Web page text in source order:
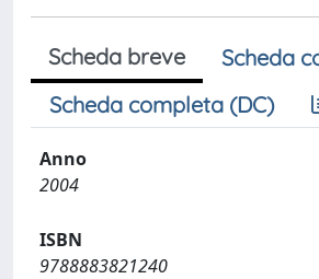
Scheda breve
Scheda
Scheda completa (DC)
Anno
2004
ISBN
9788883821240